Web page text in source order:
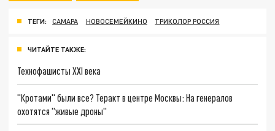
ТЕГИ: САМАРА НОВОСЕМЕЙКИНО ТРИКОЛОР РОССИЯ
ЧИТАЙТЕ ТАКЖЕ:
Технофашисты XXI века
"Кротами" были все? Теракт в центре Москвы: На генералов
охотятся "живые дроны"